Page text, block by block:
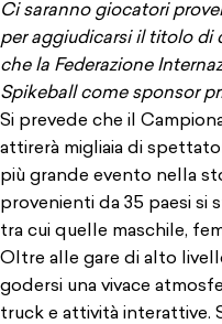
Ci saranno giocatori
per aggiudicarsi il titolo di
che la Federazione
Spikeball come sponsor
Si prevede che il
attirerà migliaia di
più grande evento nella
provenienti da 35 paesi si
tra cui quelle maschile,
Oltre alle gare di alto
godersi una vivace
truck e attività interattive.